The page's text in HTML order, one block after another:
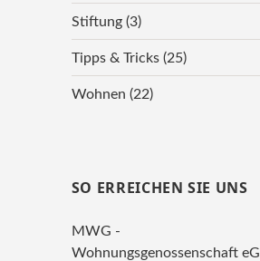
Stiftung(3)
Tipps & Tricks(25)
Wohnen (22)
SO ERREICHEN SIE UNS
MWG -
Wohnungsgenossenschaft eG